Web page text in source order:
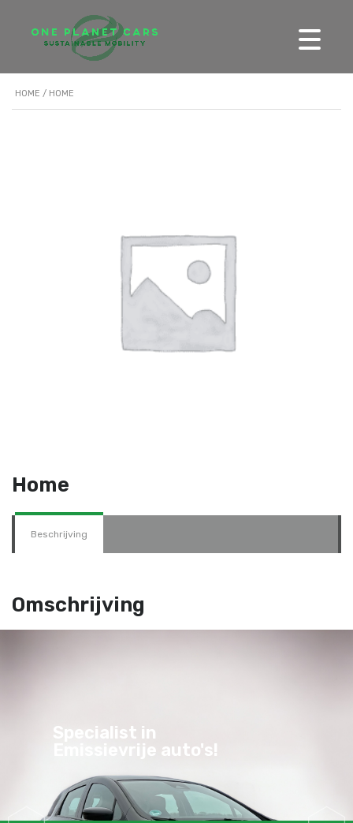
HOME / HOME
Home
Beschrijving
Omschrijving
Specialist in
Emissievrije auto's!